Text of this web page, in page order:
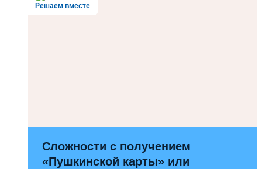
Решаем вместе
Сложности с получением
«Пушкинской карты» или